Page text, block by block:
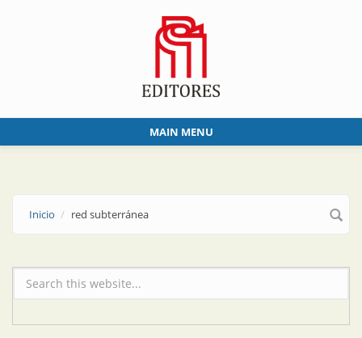
MAIN MENU
Inicio red subterránea
Formulario de búsqueda